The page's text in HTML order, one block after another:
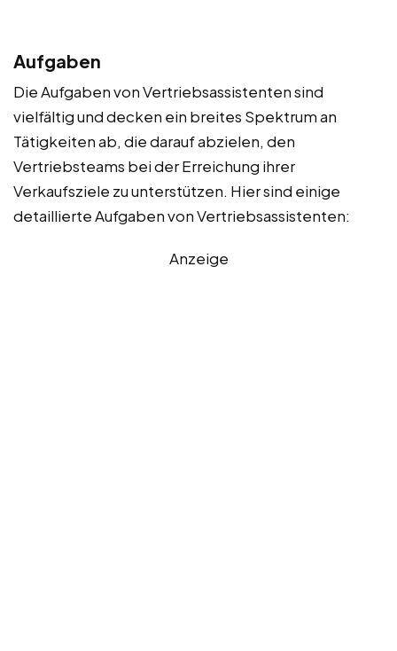
Aufgaben
Die Aufgaben von Vertriebsassistenten sind
vielfältig und decken ein breites Spektrum an
Tätigkeiten ab, die darauf abzielen, den
Vertriebsteams bei der Erreichung ihrer
Verkaufsziele zu unterstützen. Hier sind einige
detaillierte Aufgaben von Vertriebsassistenten:
Anzeige